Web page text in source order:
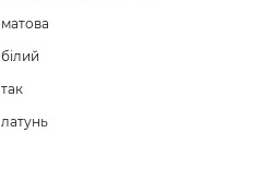
матова
білий
так
латунь